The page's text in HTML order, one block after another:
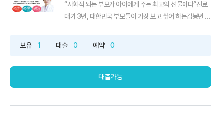
“사회적 뇌는 부모가 아이에게 주는 최고의 선물이다”진료
대기 3년, 대한민국 부모들이 가장 보고 싶어 하는김붕년 교
의 마음을 더 무너뜨리는 ‘친구 관계’성격이나 기질이 아니
보유 1 대출 0 예약 0
대출가능